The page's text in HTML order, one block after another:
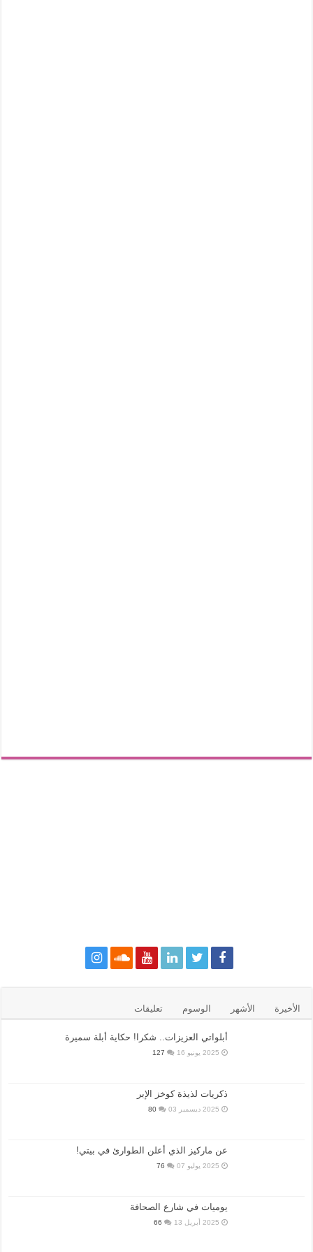
الأخيرة الأشهر الوسوم تعليقات
أبلواتي العزيزات.. شكرا! حكاية أبلة سميرة
2025 يونيو 16 127
ذكريات لذيذة كوخز الإبر
2025 ديسمبر 03 80
عن ماركيز الذي أعلن الطوارئ في بيتي!
2025 يوليو 07 76
يوميات في شارع الصحافة
2025 أبريل 13 66